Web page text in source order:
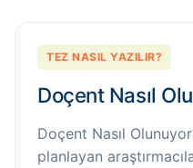
TEZ NASIL YAZILIR?
Doçent Nasıl
Doçent Nasıl
planlayan